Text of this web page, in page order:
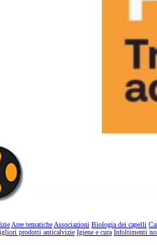
Aree tematicheAssociazioni Biologia dei capelli
prodotti anticalvizie Igiene e cura Infoltimenti